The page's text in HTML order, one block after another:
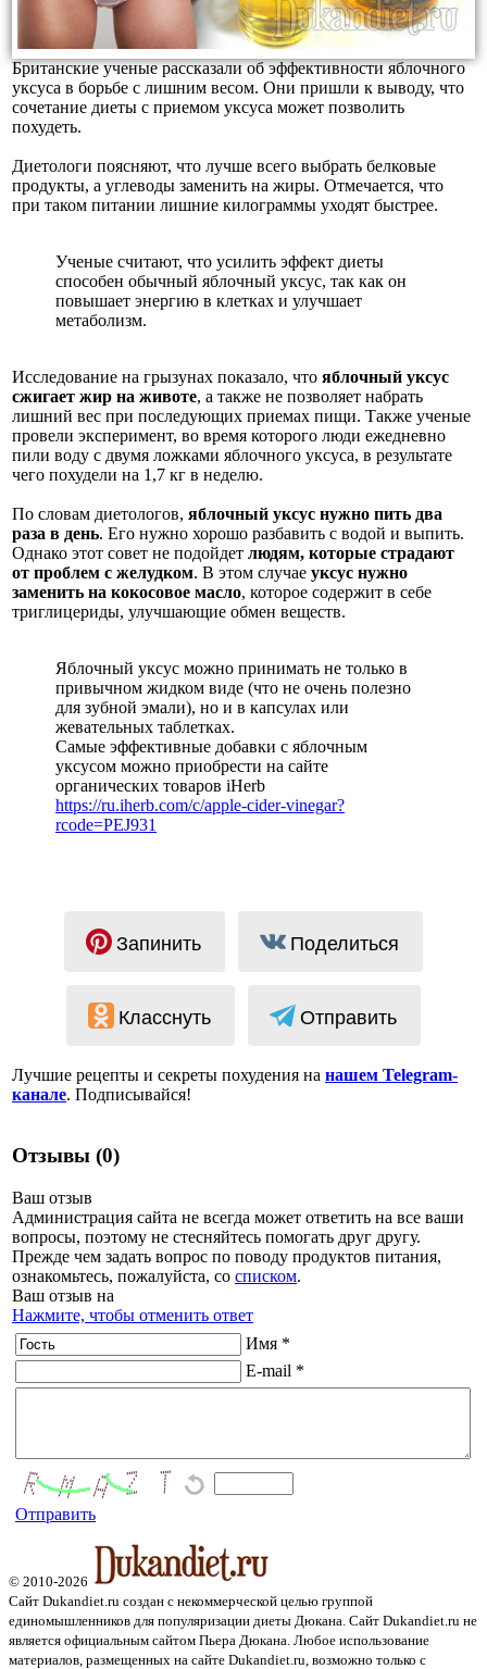
Британские ученые рассказали об эффективности яблочного
уксуса в борьбе с лишним весом. Они пришли к выводу, что
сочетание диеты с приемом уксуса может позволить
похудеть.
Диетологи поясняют, что лучше всего выбрать белковые
продукты, а углеводы заменить на жиры. Отмечается, что
при таком питании лишние килограммы уходят быстрее.
Ученые считают, что усилить эффект диеты
способен обычный яблочный уксус, так как он
повышает энергию в клетках и улучшает
метаболизм.
Исследование на грызунах показало, что яблочный уксус
сжигает жир на животе, а также не позволяет набрать
лишний вес при последующих приемах пищи. Также ученые
провели эксперимент, во время которого люди ежедневно
пили воду с двумя ложками яблочного уксуса, в результате
чего похудели на 1,7 кг в неделю.
По словам диетологов, яблочный уксус нужно пить два
раза в день. Его нужно хорошо разбавить с водой и выпить.
Однако этот совет не подойдет людям, которые страдают
от проблем с желудком. В этом случае уксус нужно
заменить на кокосовое масло, которое содержит в себе
триглицериды, улучшающие обмен веществ.
Яблочный уксус можно принимать не только в
привычном жидком виде (что не очень полезно
для зубной эмали), но и в капсулах или
жевательных таблетках.
Самые эффективные добавки с яблочным
уксусом можно приобрести на сайте
органических товаров iHerb
https://ru.iherb.com/c/apple-cider-vinegar?
rcode=PEJ931
Запинить Поделиться
Класснуть Отправить
Лучшие рецепты и секреты похудения на нашем Telegram-
канале. Подписывайся!
Отзывы (0)
Ваш отзыв
Администрация сайта не всегда может ответить на все ваши
вопросы, поэтому не стесняйтесь помогать друг другу.
Прежде чем задать вопрос по поводу продуктов питания,
ознакомьтесь, пожалуйста, со списком.
Ваш отзыв на
Нажмите, чтобы отменить ответ
Имя *
E-mail *
Отправить
© 2010-2026
Сайт Dukandiet.ru создан с некоммерческой целью группой
единомышленников для популяризации диеты Дюкана. Сайт Dukandiet.ru не
является официальным сайтом Пьера Дюкана. Любое использование
материалов, размещенных на сайте Dukandiet.ru, возможно только с